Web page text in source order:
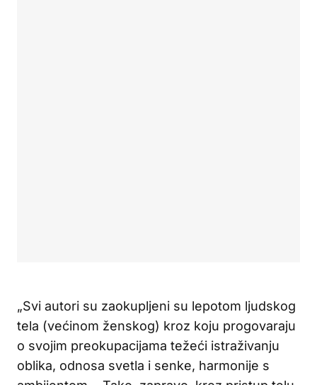
„Svi autori su zaokupljeni su lepotom ljudskog
tela (većinom ženskog) kroz koju progovaraju
o svojim preokupacijama težeći istraživanju
oblika, odnosa svetla i senke, harmonije s